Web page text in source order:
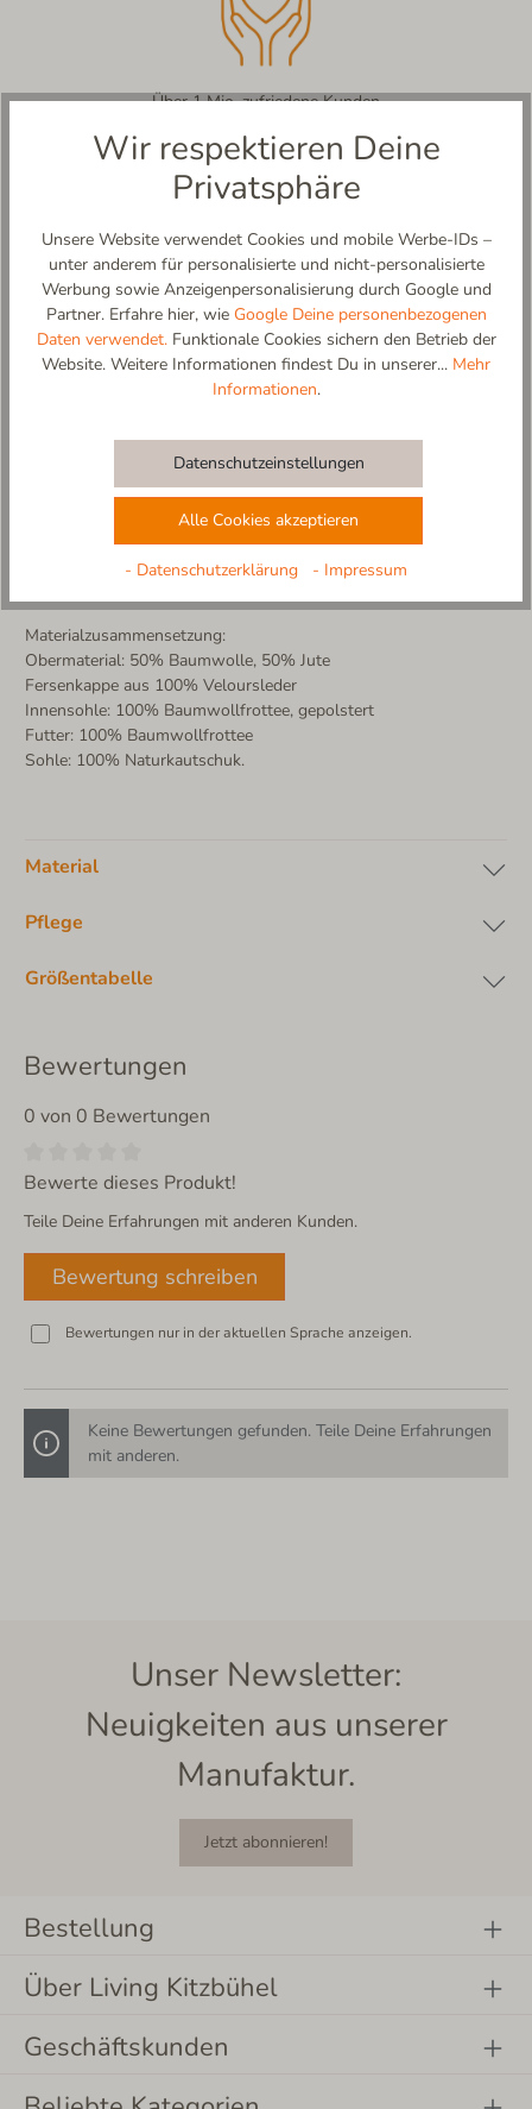
Über 1 Mio. zufriedene Kunden
Produktbeschreibung
From Monday to Funday - unsere Hausschuhe sind wie gemacht
für die täglichen Herausforderungen zu Hause oder in der Schule
und dem Kindergarten. Erhältlich in vielen modischen Farben.
Weitere Produktdetails:
-atmungsaktive, strapazierfähige Baumwolle-Jute Mischung
-Zehenkappe (Zehenschutz) sowie Fersenkappe für perfekten
-einfaches An- und Ausziehen dank weit zu öffnendem
-Futter und Innensohle (gepolstert) aus 100%atmungsaktivem,
hautfreundlichem Baumwollfrottee
-rutschfeste und flexible Sohle aus Naturkautschuk In
Naturfarbe (abriebfest)
Materialzusammensetzung:
Obermaterial: 50% Baumwolle, 50% Jute
Fersenkappe aus 100% Veloursleder
Innensohle: 100% Baumwollfrottee, gepolstert
Futter: 100% Baumwollfrottee
Sohle: 100% Naturkautschuk.
Material
Pflege
Größentabelle
Bewertungen
0 von 0 Bewertungen
Bewerte dieses Produkt!
Teile Deine Erfahrungen mit anderen Kunden.
Bewertung schreiben
Bewertungen nur in der aktuellen Sprache anzeigen.
Keine Bewertungen gefunden. Teile Deine Erfahrungen
mit anderen.
Unser Newsletter:
Neuigkeiten aus unserer
Manufaktur.
Jetzt abonnieren!
Bestellung
Über Living Kitzbühel
Geschäftskunden
Wir respektieren Deine
Privatsphäre
Unsere Website verwendet Cookies und mobile Werbe-IDs –
unter anderem für personalisierte und nicht-personalisierte
Werbung sowie Anzeigenpersonalisierung durch Google und
Partner. Erfahre hier, wie Google Deine personenbezogenen
Daten verwendet.Funktionale Cookies sichern den Betrieb der
Website. Weitere Informationen findest Du in unserer... Mehr
Informationen.
Datenschutzeinstellungen
Alle Cookies akzeptieren
- Datenschutzerklärung - Impressum